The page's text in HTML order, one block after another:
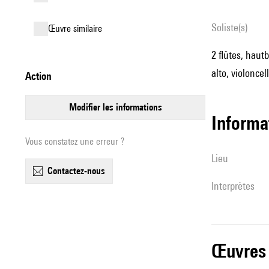
œuvre similaire
action
modifier les informations
Vous constatez une erreur ?
contactez-nous
Soliste(s)
2 flûtes,
alto,
lieu
interprètes